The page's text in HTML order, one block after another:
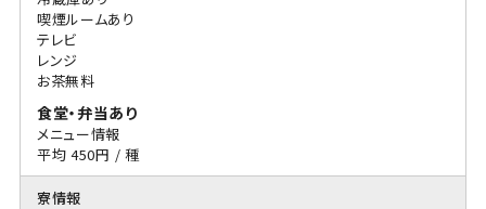
喫煙ルームあり
テレビ
レンジ
お茶無料
食堂・弁当あり
メニュー情報
平均 450円 / 種
寮情報